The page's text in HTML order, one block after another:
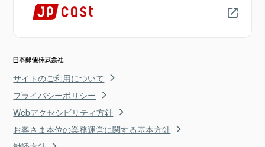
サイトのご利用について
プライバシーポリシー
Webアクセシビリティ方針
お客さま本位の業務運営に関する基本方針